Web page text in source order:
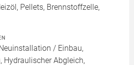
Pellets, Brennstoffzelle,
/ Einbau,
Hydraulischer Abgleich,